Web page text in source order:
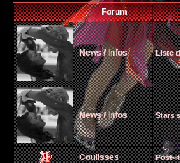
Forum
News / Infos Liste
News / Infos Stars
Coulisses Post-